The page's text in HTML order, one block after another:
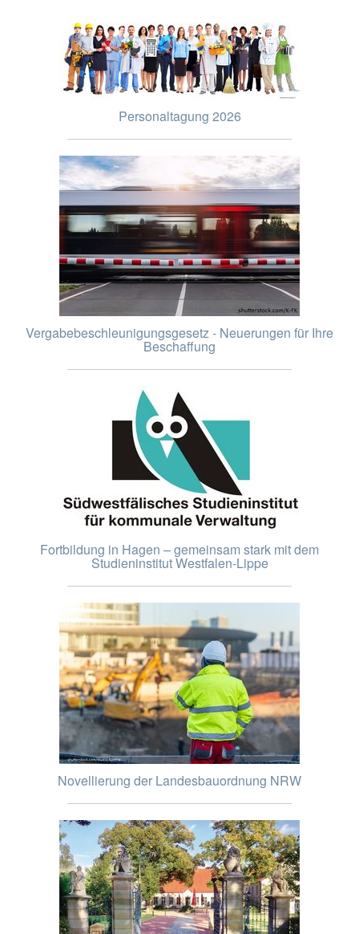
Personaltagung 2026
Vergabebeschleunigungsgesetz - Neuerungen für Ihre
Beschaffung
Fortbildung in Hagen – gemeinsam stark mit dem
Studieninstitut Westfalen-Lippe
Novellierung der Landesbauordnung NRW